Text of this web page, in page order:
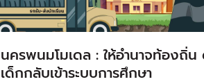
นครพนมโมเดล : ให้อำนาจท้องถิ่น
เด็กกลับเข้าระบบการศึกษา